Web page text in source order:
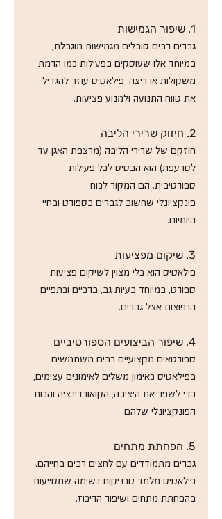
1. שיפור הגמישות
גברים רבים סובלים מגמישות מוגבלת,
במיוחד אלו שעוסקים בפעילות כמו הרמת
משקולות או ריצה. פילאטיס עוזר להגדיל
את טווח התנועה ולמנוע פציעות.
2. חיזוק שרירי הליבה
חוזקם של שרירי הליבה (מרצפת האגן עד
לסרעפת) הוא הבסיס לכל פעילות
ספורטיבית. הם המקור לכוח
פונקציונלי שחשוב לגברים בספורט ובחיי
היומיום.
3. שיקום מפציעות
פילאטיס הוא כלי מצוין לשיקום פציעות
ספורט, במיוחד בעיות גב, ברכיים וכתפיים
הנפוצות אצל גברים.
4. שיפור הביצועים הספורטיביים
ספורטאים מקצועיים רבים משתמשים
בפילאטיס כאימון משלים לאימונים עצימים,
כדי לשפר את היציבה, הקואורדינציה והכוח
הפונקציונלי שלהם.
5. הפחתת מתחים
גברים מתמודדים עם לחצים רבים בחייהם.
פילאטיס מלמד טכניקות נשימה שמסייעות
בהפחתת מתחים ושיפור הריכוז.